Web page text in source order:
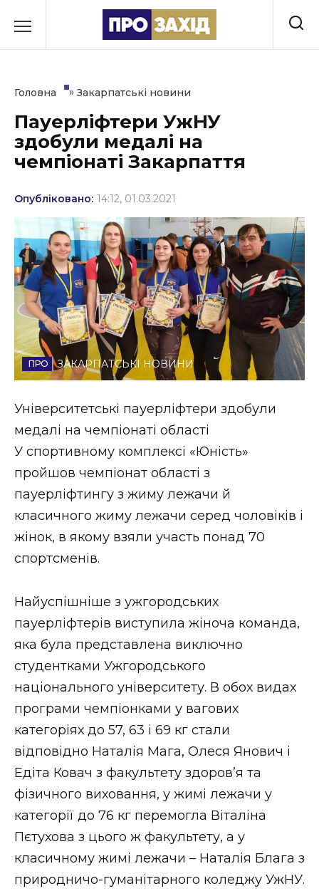
до
Культура
Освіта
Події
Політика
Соціум
Спорт
Стиль життя
Втрачений Ужгород
Втрачений Ужгород (відеоверсія)
ЗАКАРПАТСЬКІ НОВИНИ
ВІДЕО
Головна » Закарпатські новини
Пауерліфтери УжНУ
здобули медалі на
чемпіонаті Закарпаття
Опубліковано: 14:12, 01.03.2021
ЗАКАРПАТСЬКІ НОВИНИ
Університетські пауерліфтери здобули
медалі на чемпіонаті області
У спортивному комплексі «Юність»
пройшов чемпіонат області з
пауерліфтингу з жиму лежачи й
класичного жиму лежачи серед чоловіків і
жінок, в якому взяли участь понад 70
спортсменів.
Найуспішніше з ужгородських
пауерліфтерів виступила жіноча команда,
яка була представлена виключно
студентками Ужгородського
національного університету. В обох видах
програми чемпіонками у вагових
категоріях до 57, 63 і 69 кг стали
відповідно Наталія Мага, Олеся Янович і
Едіта Ковач з факультету здоров’я та
фізичного виховання, у жимі лежачи у
категорії до 76 кг перемогла Віталіна
Пєтухова з цього ж факультету, а у
класичному жимі лежачи – Наталія Блага з
природничо-гуманітарного коледжу УжНУ.